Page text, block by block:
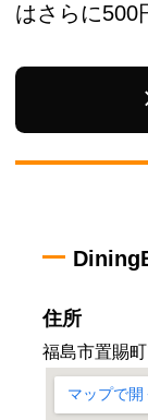
はさらに500
住所